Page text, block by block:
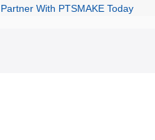
Partner With PTSMAKE Today